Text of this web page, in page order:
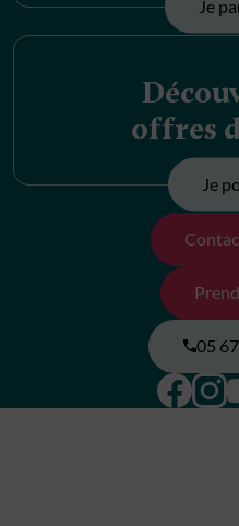
Je
offres
Je
05
Facebook